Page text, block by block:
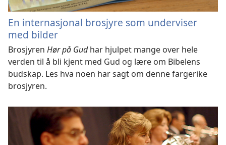
En internasjonal brosjyre som underviser
med bilder
Brosjyren Hør på Gudhar hjulpet mange over hele
verden til å bli kjent med Gud og lære om Bibelens
budskap. Les hva noen har sagt om denne fargerike
brosjyren.